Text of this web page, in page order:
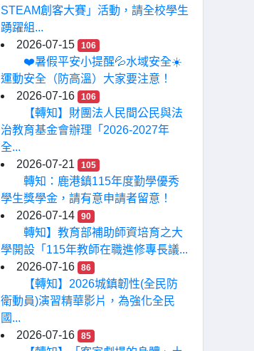
STEAM創客大賽」活動，請全校學生
踴躍組...
2026-07-15
106
❤️暑假平安小提醒💦水域安全☀️
運動安全（防高溫）大家要注意！
2026-07-16
106
【轉知】財團法人民間公民與法
治教育基金會辦理「2026-2027年
全...
2026-07-21
105
轉知：鹿港鎮115年度勤學優秀
學生獎學金，請有意申請者留意！
2026-07-14
90
轉知】教育部補助師資培育之大
學開設「115年教師在職進修專長議...
2026-07-16
86
【轉知】2026城鎮韌性(全民防
衛動員)演習精華影片，為強化全民
國...
2026-07-16
85